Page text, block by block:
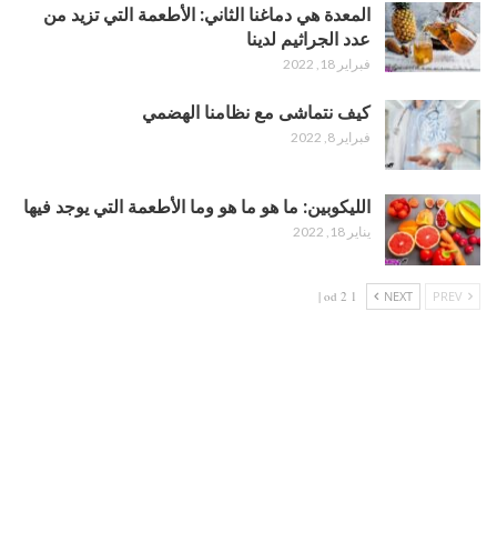
المعدة هي دماغنا الثاني: الأطعمة التي تزيد من
عدد الجراثيم لدينا
فبراير 18, 2022
كيف نتماشى مع نظامنا الهضمي
فبراير 8, 2022
الليكوبين: ما هو ما هو وما الأطعمة التي يوجد فيها
يناير 18, 2022
NEXT
1 od 2 |